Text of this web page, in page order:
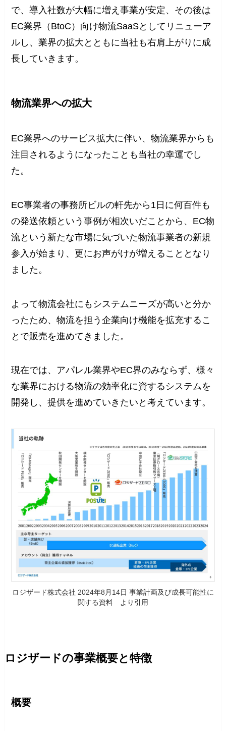
で、導入社数が大幅に増え事業が安定、その後は
EC業界（BtoC）向け物流SaaSとしてリニューア
ルし、業界の拡大とともに当社も右肩上がりに成
長していきます。
物流業界への拡大
EC業界へのサービス拡大に伴い、物流業界からも
注目されるようになったことも当社の幸運でし
た。
EC事業者の事務所ビルの軒先から1日に何百件も
の発送依頼という事例が相次いだことから、EC物
流という新たな市場に気づいた物流事業者の新規
参入が始まり、更にお声がけが増えることとなり
ました。
よって物流会社にもシステムニーズが高いと分か
ったため、物流を担う企業向け機能を拡充するこ
とで販売を進めてきました。
現在では、アパレル業界やEC界のみならず、様々
な業界における物流の効率化に資するシステムを
開発し、提供を進めていきたいと考えています。
ロジザード株式会社 2024年8月14日 事業計画及び成長可能性に
関する資料 より引用
ロジザードの事業概要と特徴
概要